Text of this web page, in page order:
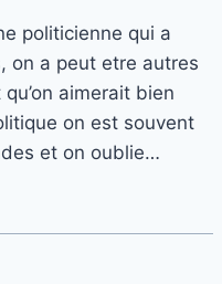
politicienne qui a
on a peut etre autres
aimerait bien
on est souvent
et on oublie…